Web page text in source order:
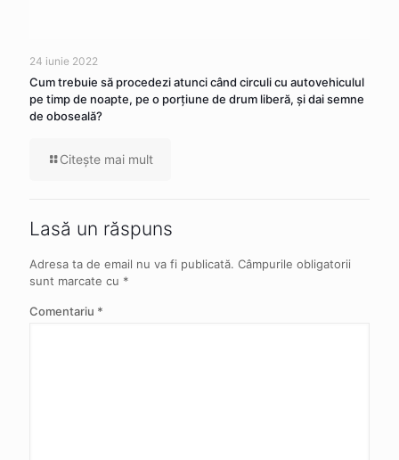
24 iunie 2022
Cum trebuie să procedezi atunci când circuli cu autovehiculul
pe timp de noapte, pe o porţiune de drum liberă, şi dai semne
de oboseală?
Citeşte mai mult
Lasă un răspuns
Adresa ta de email nu va fi publicată. Câmpurile obligatorii
sunt marcate cu *
Comentariu *